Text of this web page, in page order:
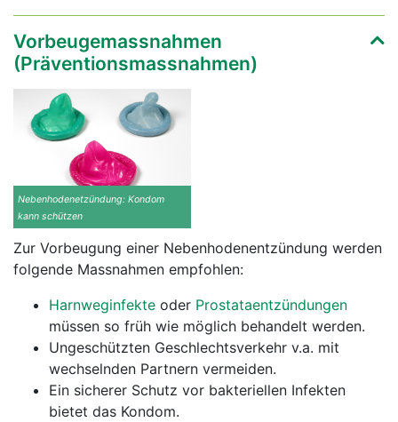
Vorbeugemassnahmen
(Präventionsmassnahmen)
Nebenhodenetzündung: Kondom
kann schützen
Zur Vorbeugung einer Nebenhodenentzündung werden
folgende Massnahmen empfohlen:
Harnweginfekte oder Prostataentzündungen
müssen so früh wie möglich behandelt werden.
Ungeschützten Geschlechtsverkehr v.a. mit
wechselnden Partnern vermeiden.
Ein sicherer Schutz vor bakteriellen Infekten
bietet das Kondom.